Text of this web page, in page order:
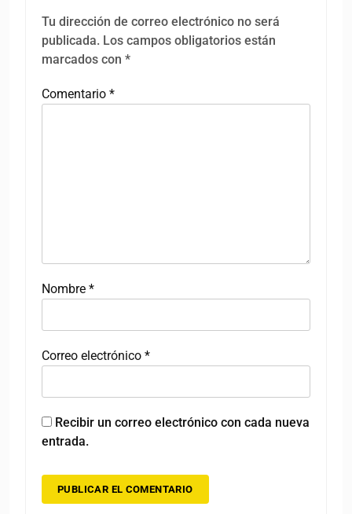
Tu dirección de correo electrónico no será
publicada. Los campos obligatorios están
marcados con *
Comentario *
Nombre *
Correo electrónico *
Recibir un correo electrónico con cada nueva
entrada.